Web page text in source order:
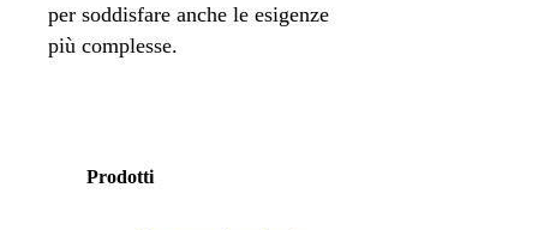
per soddisfare anche le esigenze
più complesse.
Prodotti